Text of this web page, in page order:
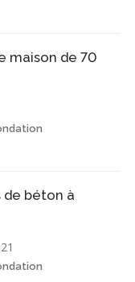
maison de 70
de béton à